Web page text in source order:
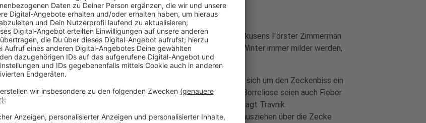
Momentan ist in Wäldern und auf Wiesen Zecken-Hochzeit. Leverkusens Förster Zimmerman
hatte zuletzt sogar von einer Zeckenplage gesprochen. Weil die Winter immer milder werden,
überleben die Blutsauger.
Borreliose-Fälle seien aber die Ausnahme, sagt Travnik. Erst wenn sich um den Zeckenbiss ein
roter Kreis bildet, sollte man zum Arzt gehen. Anzeichen für eine Borreliose seien auch Fieber
und Muskelschmerzen. Rausdrehen sollte man die Zecken nicht, sagt Travnik.
Besser rausziehen. Und auf keinen Fall Öl oder Flüssigkeit beim Rausziehen über die Zecke